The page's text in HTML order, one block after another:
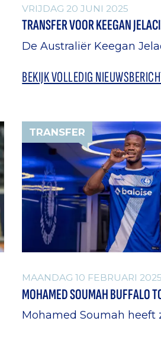
VRIJDAG 20 JUNI 2025
TRANSFER VOOR KEEGAN
De Australiër Keegan
BEKIJK VOLLEDIG
TRANSFER
MAANDAG 10 FEBRUARI 2025
MOHAMED SOUMAH BUFFALO
Mohamed Soumah heeft